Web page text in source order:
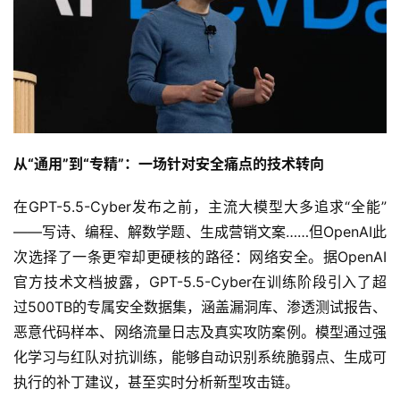
从“通用”到“专精”：一场针对安全痛点的技术转向
在GPT-5.5-Cyber发布之前，主流大模型大多追求“全能”
——写诗、编程、解数学题、生成营销文案……但OpenAI此
次选择了一条更窄却更硬核的路径：网络安全。据OpenAI
官方技术文档披露，GPT-5.5-Cyber在训练阶段引入了超
过500TB的专属安全数据集，涵盖漏洞库、渗透测试报告、
恶意代码样本、网络流量日志及真实攻防案例。模型通过强
化学习与红队对抗训练，能够自动识别系统脆弱点、生成可
执行的补丁建议，甚至实时分析新型攻击链。